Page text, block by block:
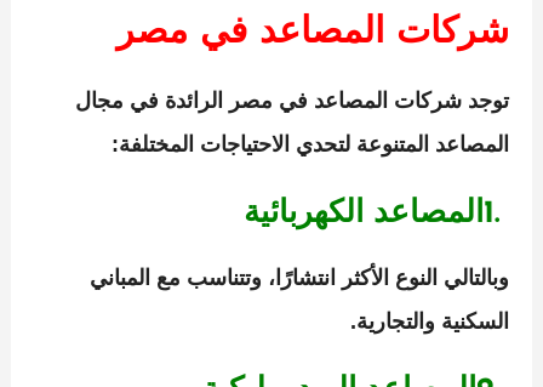
شركات المصاعد في مصر
توجد شركات المصاعد في مصر
الرائدة في مجال
المصاعد المتنوعة لتحدي الاحتياجات المختلفة:
1.المصاعد الكهربائية
وبالتالي النوع الأكثر انتشارًا، وتتناسب مع المباني
السكنية والتجارية.